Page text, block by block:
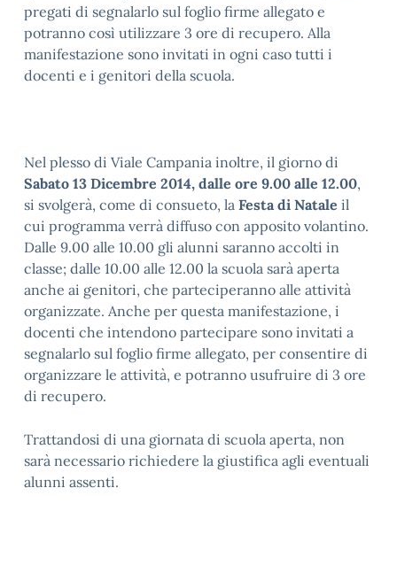
pregati di segnalarlo sul foglio firme allegato e
potranno così utilizzare 3 ore di recupero. Alla
manifestazione sono invitati in ogni caso tutti i
docenti e i genitori della scuola.
Nel plesso di Viale Campania inoltre, il giorno di
Sabato 13 Dicembre 2014, dalle ore 9.00 alle 12.00,
si svolgerà, come di consueto, la Festa di Natale il
cui programma verrà diffuso con apposito volantino.
Dalle 9.00 alle 10.00 gli alunni saranno accolti in
classe; dalle 10.00 alle 12.00 la scuola sarà aperta
anche ai genitori, che parteciperanno alle attività
organizzate. Anche per questa manifestazione, i
docenti che intendono partecipare sono invitati a
segnalarlo sul foglio firme allegato, per consentire di
organizzare le attività, e potranno usufruire di 3 ore
di recupero.
Trattandosi di una giornata di scuola aperta, non
sarà necessario richiedere la giustifica agli eventuali
alunni assenti.